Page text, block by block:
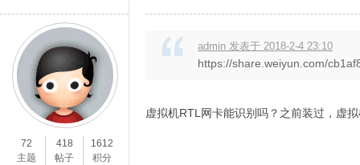
72
主题
418
帖子
1612
积分
admin 发表于 2018-2-4 23:10
https://share.weiyun.com/
虚拟机RTL网卡能识别吗？之前装过，虚